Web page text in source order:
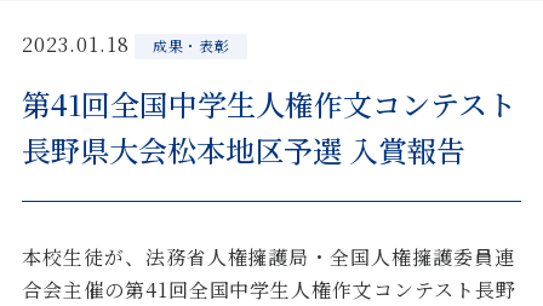
2023.01.18 成果・表彰
第41回全国中学生人権作文コンテスト
長野県大会松本地区予選 入賞報告
本校生徒が、法務省人権擁護局・全国人権擁護委員連
合会主催の第41回全国中学生人権作文コンテスト長野